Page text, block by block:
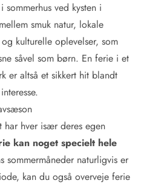
ved kysten i
smuk natur, lokale
kulturelle oplevelser, som
såvel som børn. En ferie i et
er altså et sikkert hit blandt
har hver især deres egen
kan noget specielt hele
sommermåneder naturligvis er
kan du også overveje ferie